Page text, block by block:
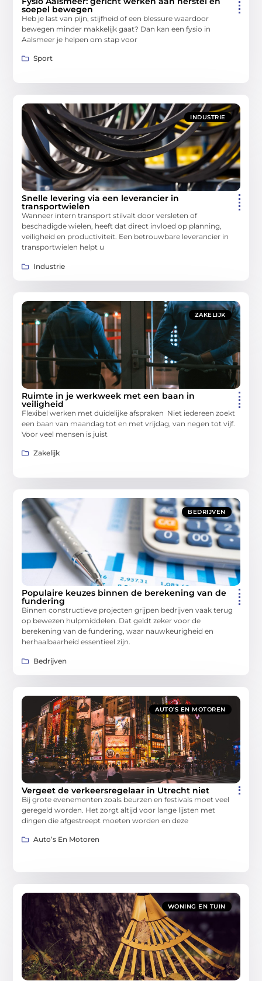
soepel bewegen
Heb je last van pijn, stijfheid of een blessure waardoor
bewegen minder makkelijk gaat? Dan kan een fysio in
Aalsmeer je helpen om stap voor
Sport
INDUSTRIE
Snelle levering via een leverancier in
transportwielen
Wanneer intern transport stilvalt door versleten of
beschadigde wielen, heeft dat direct invloed op planning,
veiligheid en productiviteit. Een betrouwbare leverancier in
transportwielen helpt u
Industrie
ZAKELIJK
Ruimte in je werkweek met een baan in
veiligheid
Flexibel werken met duidelijke afspraken Niet iedereen zoekt
een baan van maandag tot en met vrijdag, van negen tot vijf.
Voor veel mensen is juist
Zakelijk
BEDRIJVEN
Populaire keuzes binnen de berekening van de
fundering
Binnen constructieve projecten grijpen bedrijven vaak terug
op bewezen hulpmiddelen. Dat geldt zeker voor de
berekening van de fundering, waar nauwkeurigheid en
herhaalbaarheid essentieel zijn.
Bedrijven
AUTO’S EN MOTOREN
Vergeet de verkeersregelaar in Utrecht niet
Bij grote evenementen zoals beurzen en festivals moet veel
geregeld worden. Het zorgt altijd voor lange lijsten met
dingen die afgestreept moeten worden en deze
Auto’s En Motoren
WONING EN TUIN